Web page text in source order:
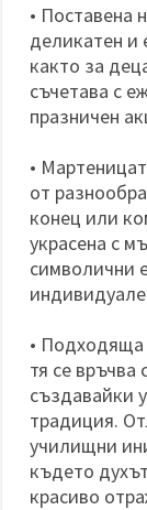
• Поставена
деликатен и
както за
съчетава с
празничен
•
от
конец или
украсена с
символични
• Подходяща
тя се
създавайки
традиция.
училищни
където
красиво